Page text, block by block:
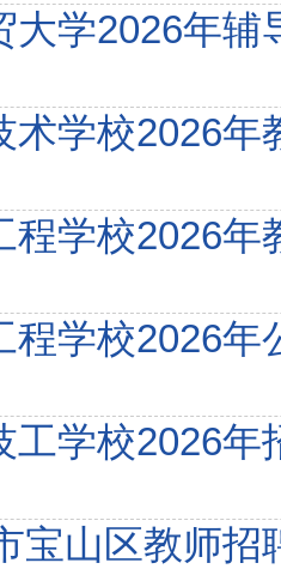
大学2026年
术学校2026
程学校2026
程学校2026
工学校2026年
宝山区教师招